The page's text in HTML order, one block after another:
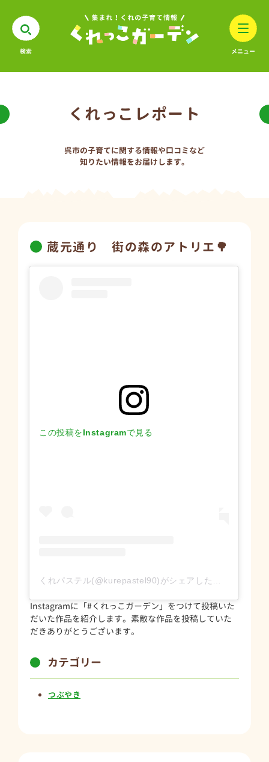
検索 メニュー
くれっこレポート
呉市の子育てに関する情報や口コミなど
知りたい情報をお届けします。
蔵元通り 街の森のアトリエ🌳
この投稿をInstagramで見る
Instagramに「#くれっこガーデン」をつけて投稿いた
だいた作品を紹介します。素敵な作品を投稿していた
だきありがとうございます。
カテゴリー
つぶやき